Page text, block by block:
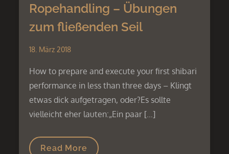
Ropehandling – Übungen
zum fließenden Seil
18. März 2018
How to prepare and execute your first shibari
performance in less than three days – Klingt
etwas dick aufgetragen, oder?Es sollte
vielleicht eher lauten:„Ein paar […]
Read More